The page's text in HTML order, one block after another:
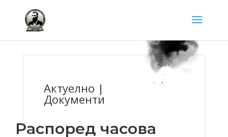
Актуелно |
Документи
Распоред часова